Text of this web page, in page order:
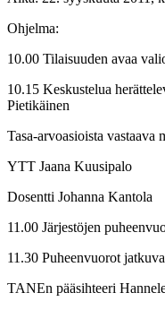
Ohjelma:
10.00 Tilaisuuden avaa
10.15 Keskustelua
Pietikäinen
Tasa-arvoasioista
YTT Jaana Kuusipalo
Dosentti Johanna Kantola
11.00 Järjestöjen
11.30 Puheenvuorot
TANEn pääsihteeri